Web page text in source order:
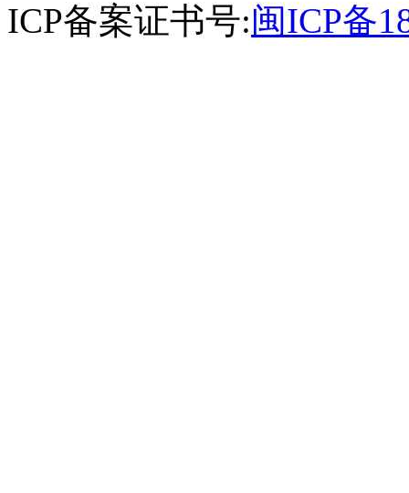
ICP备案证书号:闽ICP备